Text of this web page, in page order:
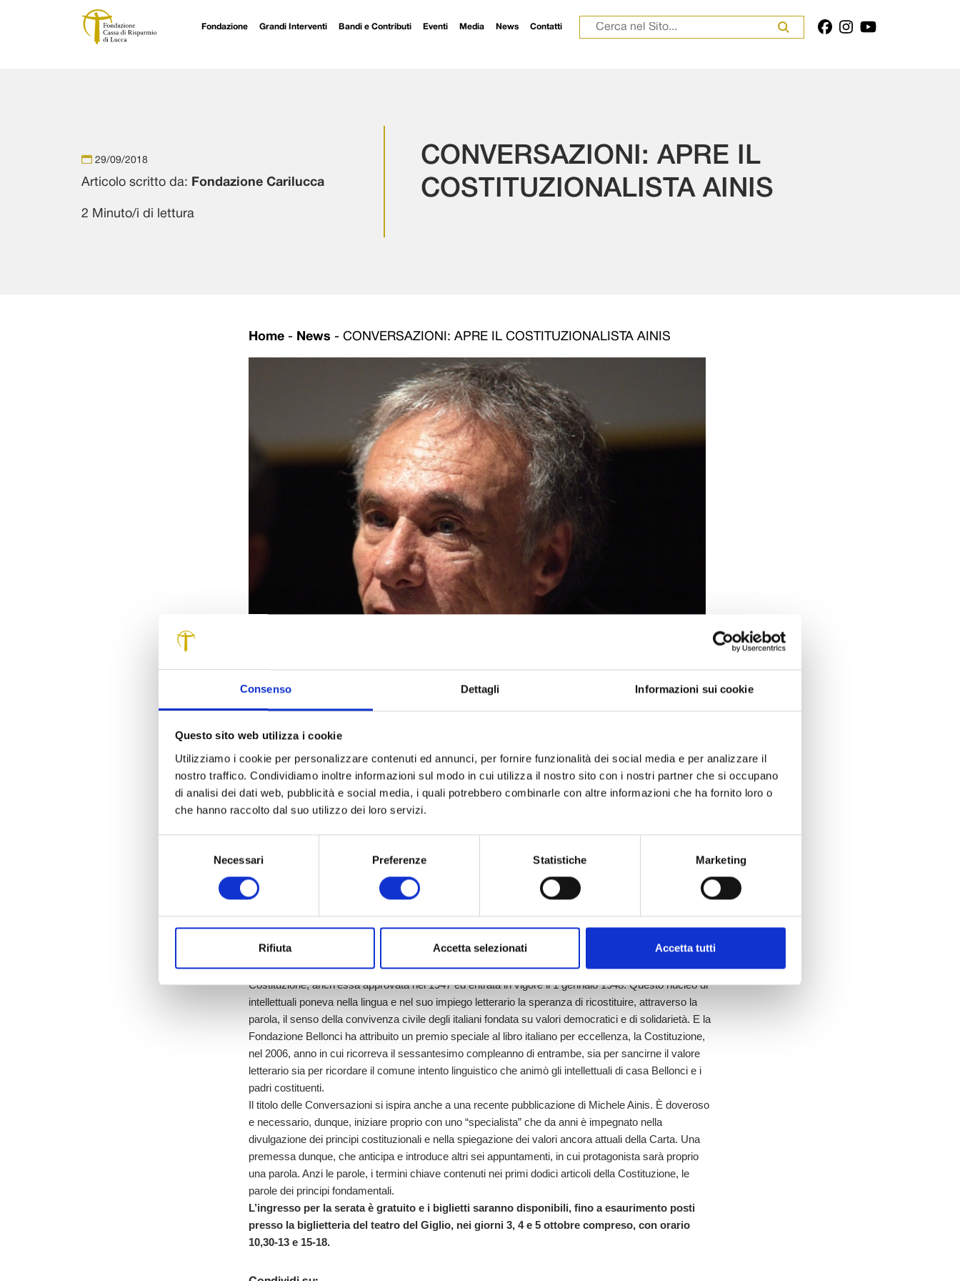
Consenso Dettagli Informazioni sui cookie
Questo sito web utilizza i cookie
Utilizziamo i cookie per personalizzare contenuti ed annunci, per fornire funzionalità dei social media e per analizzare il
nostro traffico. Condividiamo inoltre informazioni sul modo in cui utilizza il nostro sito con i nostri partner che si occupano
di analisi dei dati web, pubblicità e social media, i quali potrebbero combinarle con altre informazioni che ha fornito loro o
che hanno raccolto dal suo utilizzo dei loro servizi.
Necessari Preferenze Statistiche Marketing
Rifiuta Accetta selezionati Accetta tutti
Navigazione principale
Fondazione Grandi Interventi Bandi e Contributi Eventi Media News Contatti Ricerca per:
29/09/2018
Articolo scritto da: Fondazione Carilucca
2 Minuto/i di lettura
CONVERSAZIONI: APRE IL
COSTITUZIONALISTA AINIS
Home - News - CONVERSAZIONI: APRE IL COSTITUZIONALISTA AINIS
alle 21, la quinta edizione delle Conversazioni in San Francesco, ideate e promosse dalla
Fondazione Cassa di Risparmio di Lucca, dal titolo Le parole della Costituzione. 70 anni dopo.
L’idea di questa nuovo ciclo di incontri, che si svolgeranno nella chiesa di San Francesco, parte da
due fatti importanti della nostra storia del secondo Novecento. Quasi contemporaneamente ai lavori
della Costituente, intorno a Maria e Goffredo Bellonci cominciarono a riunirsi, tra il 1944 e il 1946,
scrittori, artisti, registi giornalisti e industriali, con il dichiarato intento di creare un nuovo premio
letterario. Nasce così la prima edizione del Premio Strega, esattamente in contemporanea con la
Costituzione, anch’essa approvata nel 1947 ed entrata in vigore il 1 gennaio 1948. Questo nucleo di
intellettuali poneva nella lingua e nel suo impiego letterario la speranza di ricostituire, attraverso la
parola, il senso della convivenza civile degli italiani fondata su valori democratici e di solidarietà. E la
Fondazione Bellonci ha attribuito un premio speciale al libro italiano per eccellenza, la Costituzione,
nel 2006, anno in cui ricorreva il sessantesimo compleanno di entrambe, sia per sancirne il valore
letterario sia per ricordare il comune intento linguistico che animò gli intellettuali di casa Bellonci e i
padri costituenti.
Il titolo delle Conversazioni si ispira anche a una recente pubblicazione di Michele Ainis. È doveroso
e necessario, dunque, iniziare proprio con uno “specialista” che da anni è impegnato nella
divulgazione dei principi costituzionali e nella spiegazione dei valori ancora attuali della Carta. Una
premessa dunque, che anticipa e introduce altri sei appuntamenti, in cui protagonista sarà proprio
una parola. Anzi le parole, i termini chiave contenuti nei primi dodici articoli della Costituzione, le
parole dei principi fondamentali.
L’ingresso per la serata è gratuito e i biglietti saranno disponibili, fino a esaurimento posti
presso la biglietteria del teatro del Giglio, nei giorni 3, 4 e 5 ottobre compreso, con orario
10,30-13 e 15-18.